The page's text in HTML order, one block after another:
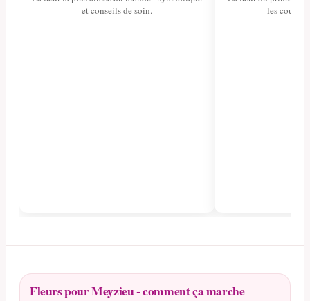
et conseils de soin.
les
Fleurs pour Meyzieu - comment ça marche